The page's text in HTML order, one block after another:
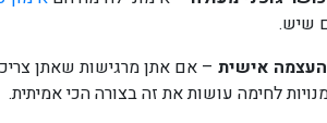
שיש.
אישית – אם אתן מרגישות שאתן
לחימה עושות את זה בצורה הכי אמיתית.